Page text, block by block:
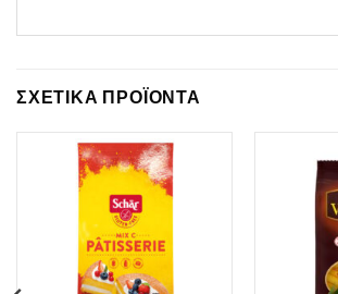
ΣΧΕΤΙΚΑ ΠΡΟΪΟΝΤΑ